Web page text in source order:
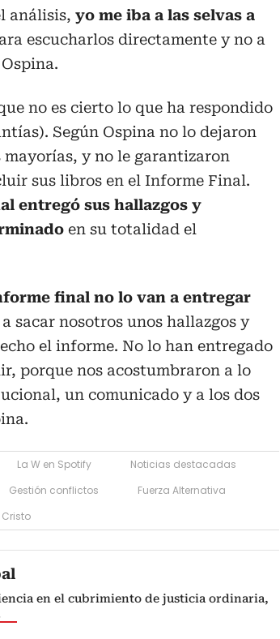
análisis, yo me iba a las selvas a
escucharlos directamente y no a
no es cierto lo que ha respondido
Según Ospina no lo dejaron
y no le garantizaron
sus libros en el Informe Final.
entregó sus hallazgos y
en su totalidad el
final no lo van a entregar
sacar nosotros unos hallazgos y
el informe. No lo han entregado
porque nos acostumbraron a lo
un comunicado y a los dos
La W en Spotify
Noticias destacadas
Gestión conflictos
Fuerza Alternativa
en el cubrimiento de justicia ordinaria,